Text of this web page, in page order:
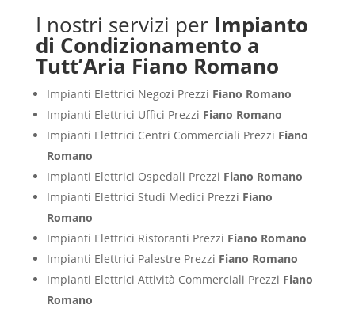
I nostri servizi per Impianto
di Condizionamento a
Tutt’Aria Fiano Romano
Impianti Elettrici Negozi Prezzi Fiano Romano
Impianti Elettrici Uffici Prezzi Fiano Romano
Impianti Elettrici Centri Commerciali Prezzi Fiano
Romano
Impianti Elettrici Ospedali Prezzi Fiano Romano
Impianti Elettrici Studi Medici Prezzi Fiano
Romano
Impianti Elettrici Ristoranti Prezzi Fiano Romano
Impianti Elettrici Palestre Prezzi Fiano Romano
Impianti Elettrici Attività Commerciali Prezzi Fiano
Romano